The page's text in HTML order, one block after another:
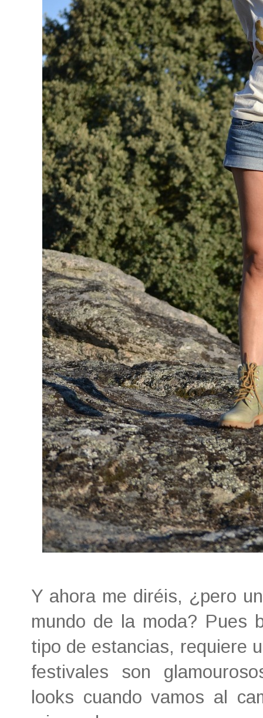
Y ahora me diréis, ¿pero
mundo de la moda? Pues
tipo de estancias, requiere
festivales son
looks cuando vamos al